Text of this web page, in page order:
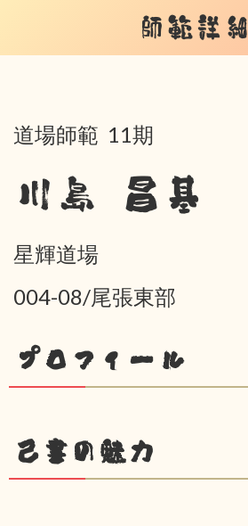
師範詳細
道場師範 11期
川島 昌基
星輝道場
004-08/尾張東部
プロフィール
己書の魅力